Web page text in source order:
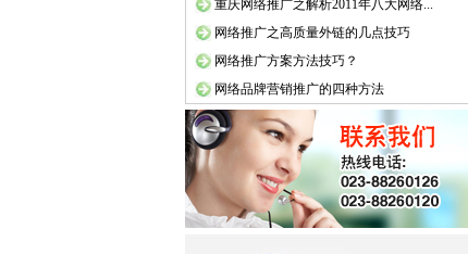
重庆网络推广之解析2011年八大网络...
网络推广之高质量外链的几点技巧
网络推广方案方法技巧？
网络品牌营销推广的四种方法